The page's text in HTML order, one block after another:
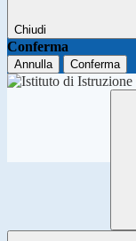
Chiudi
Conferma
Annulla Conferma